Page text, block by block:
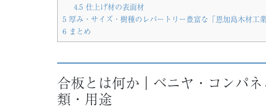
4.5 仕上げ材の表面材
5 厚み・サイズ・樹種のレパートリー豊富な「恩加島木材工
6 まとめ
合板とは何か｜ベニヤ・コンパ
類・用途